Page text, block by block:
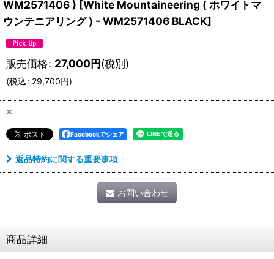
WM2571406 ) [White Mountaineering ( ホワイトマ
ウンテニアリング ) - WM2571406 BLACK]
販売価格: 27,000円(税別)
(税込: 29,700円)
×
Facebookでシェア
返品特約に関する重要事項
お問い合わせ
商品詳細